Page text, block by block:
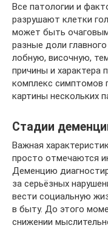
Все патологии и
разрушают клетки
может быть
разные доли
лобную, височную,
причины и характера
комплекс симптомов
картины нескольких
Стадии
Важная
просто отмечаются
Деменцию
за серьёзных
вести социальную
в быту. До этого
снижении